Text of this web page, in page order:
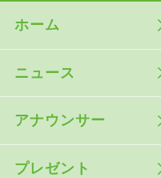
ホーム
ニュース
アナウンサー
プレゼント